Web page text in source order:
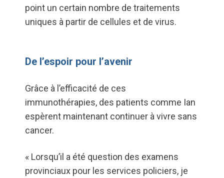
point un certain nombre de traitements
uniques à partir de cellules et de virus.
De l’espoir pour l’avenir
Grâce à l’efficacité de ces
immunothérapies, des patients comme Ian
espèrent maintenant continuer à vivre sans
cancer.
« Lorsqu’il a été question des examens
provinciaux pour les services policiers, je